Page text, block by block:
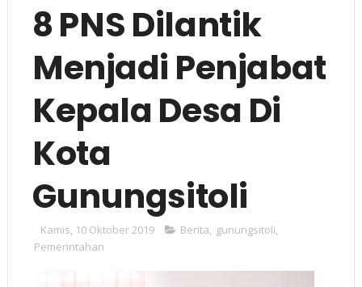
8 PNS Dilantik
Menjadi Penjabat
Kepala Desa Di
Kota
Gunungsitoli
Kamis, 10 Oktober 2019 Berita, gunungsitoli,
Pemerintahan